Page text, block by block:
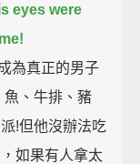
eyes were
為真正的男子
魚、牛排、豬
!但他沒辦法吃
如果有人拿太